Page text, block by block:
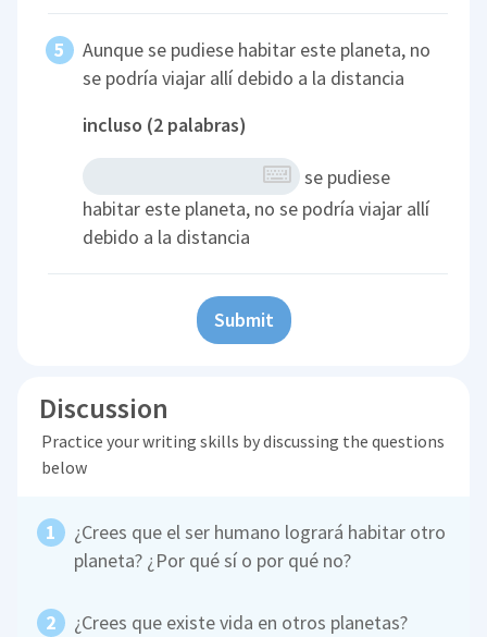
Aunque se pudiese habitar este planeta, no
se podría viajar allí debido a la distancia
incluso (2 palabras)
se pudiese
habitar este planeta, no se podría viajar allí
debido a la distancia
Submit
Discussion
Practice your writing skills by discussing the questions
below
¿Crees que el ser humano logrará habitar otro
planeta? ¿Por qué sí o por qué no?
¿Crees que existe vida en otros planetas?